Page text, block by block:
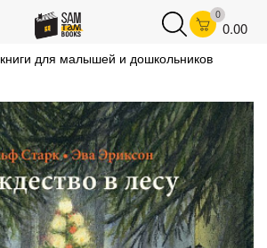
0
0.00
книги для малышей и дошкольников